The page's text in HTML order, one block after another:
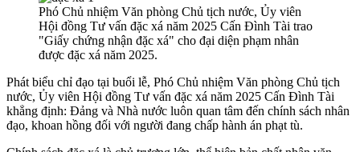
Phó Chủ nhiệm Văn phòng Chủ tịch nước, Ủy viên
Hội đồng Tư vấn đặc xá năm 2025 Cấn Đình Tài trao
"Giấy chứng nhận đặc xá" cho đại diện phạm nhân
được đặc xá năm 2025.
Phát biểu chỉ đạo tại buổi lễ, Phó Chủ nhiệm Văn phòng Chủ tịch
nước, Ủy viên Hội đồng Tư vấn đặc xá năm 2025 Cấn Đình Tài
khẳng định: Đảng và Nhà nước luôn quan tâm đến chính sách nhân
đạo, khoan hồng đối với người đang chấp hành án phạt tù.